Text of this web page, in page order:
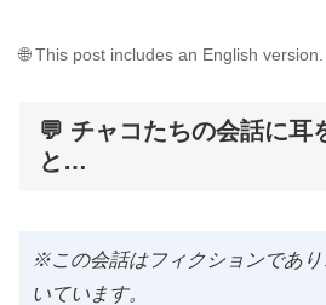
🌐 This post includes an English version.
💬 チャコたちの会話に耳
と…
※この会話はフィクションであ
いています。